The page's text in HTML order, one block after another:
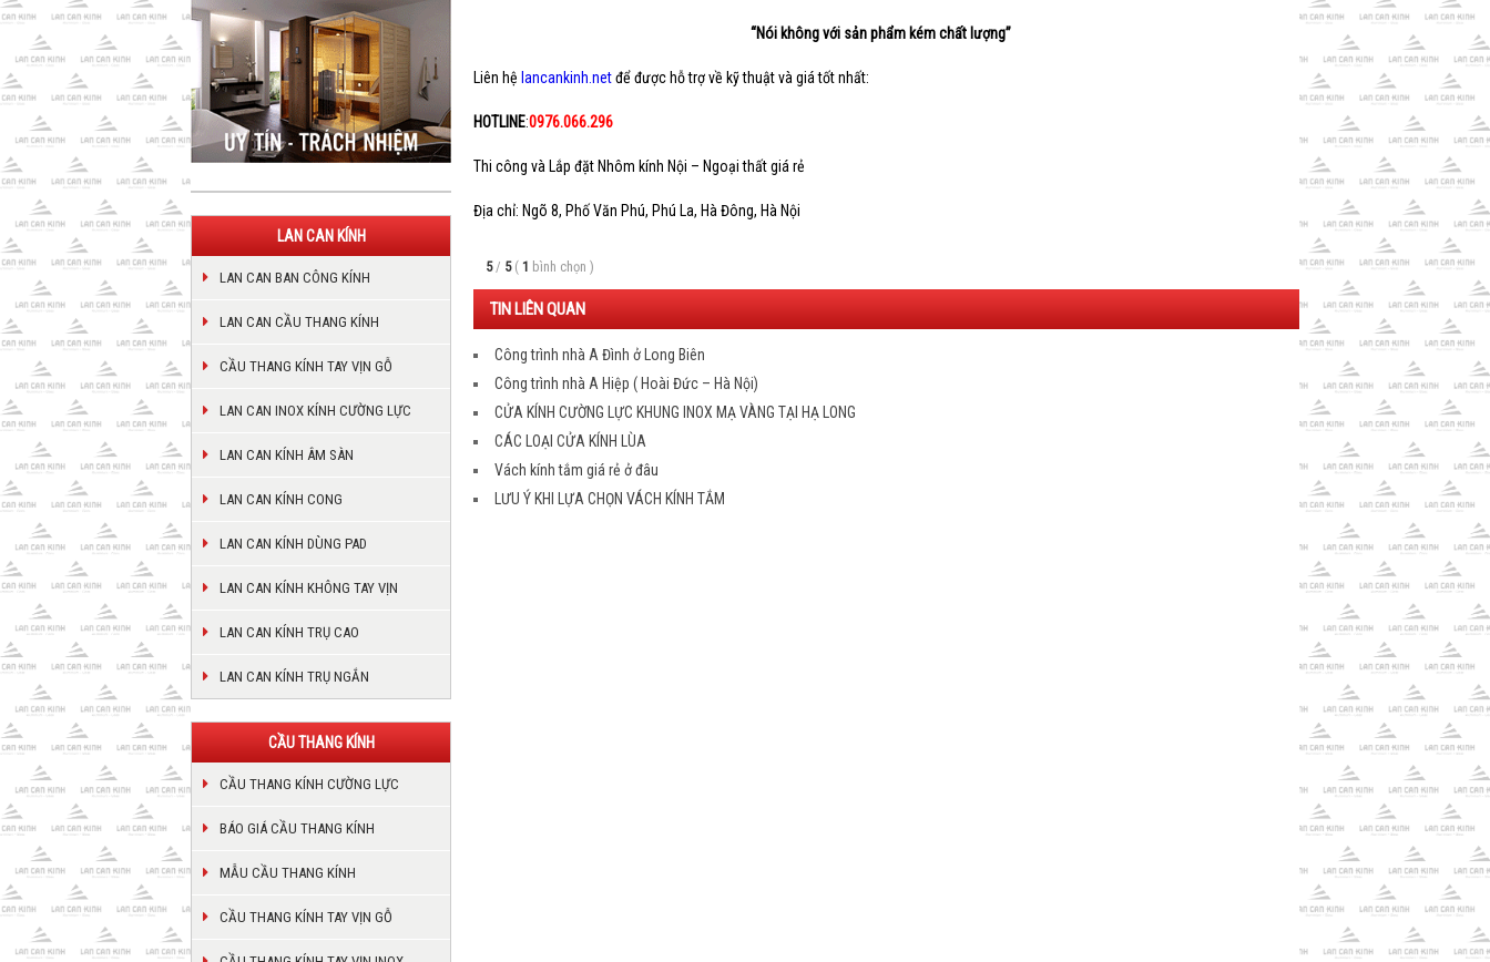
“Nói không với sản phẩm kém chất lượng”
Liên hệ lancankinh.netđể được hỗ trợ về kỹ thuật và giá tốt nhất:
HOTLINE:0976.066.296
Thi công và Lắp đặt Nhôm kính Nội – Ngoại thất giá rẻ
Địa chỉ: Ngõ 8, Phố Văn Phú, Phú La, Hà Đông, Hà Nội
5 / 5 ( 1 bình chọn )
TIN LIÊN QUAN
Công trình nhà A Đình ở Long Biên
Công trình nhà A Hiệp ( Hoài Đức – Hà Nội)
CỬA KÍNH CƯỜNG LỰC KHUNG INOX MẠ VÀNG TẠI HẠ LONG
CÁC LOẠI CỬA KÍNH LÙA
Vách kính tắm giá rẻ ở đâu
LƯU Ý KHI LỰA CHỌN VÁCH KÍNH TẮM
LAN CAN KÍNH
LAN CAN BAN CÔNG KÍNH
LAN CAN CẦU THANG KÍNH
CẦU THANG KÍNH TAY VỊN GỖ
LAN CAN INOX KÍNH CƯỜNG LỰC
LAN CAN KÍNH ÂM SÀN
LAN CAN KÍNH CONG
LAN CAN KÍNH DÙNG PAD
LAN CAN KÍNH KHÔNG TAY VỊN
LAN CAN KÍNH TRỤ CAO
LAN CAN KÍNH TRỤ NGẮN
CẦU THANG KÍNH
CẦU THANG KÍNH CƯỜNG LỰC
BÁO GIÁ CẦU THANG KÍNH
MẪU CẦU THANG KÍNH
CẦU THANG KÍNH TAY VỊN GỖ